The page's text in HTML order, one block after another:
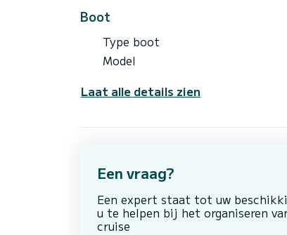
Boot
Type boot
Model
Laat alle details zien
Een vraag?
Een expert staat tot uw
u te helpen bij het organiseren
cruise